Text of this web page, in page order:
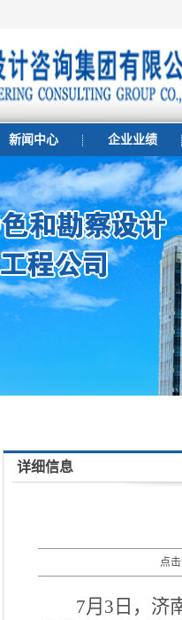
新闻中心 企业业绩
详细信息
点
7月 3 日，济